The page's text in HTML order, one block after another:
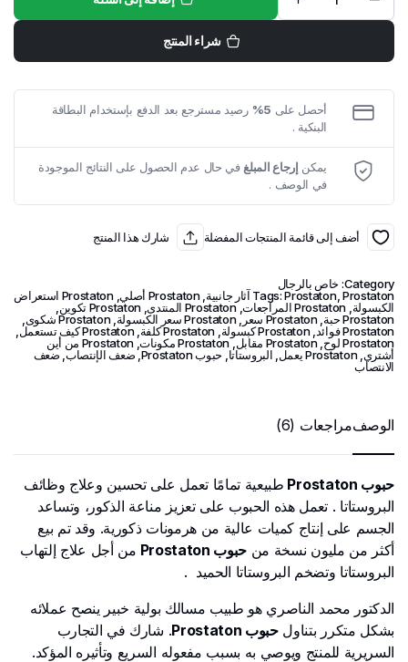
حبوب
البروستاتون
Prostaton
لعلاج
شراء المنتج
أحصل على 5%
رصيد مسترجع بعد الدفع بإستخدام البطاقة
البنكية .
يمكن إرجاع المبلغ في حال عدم الحصول على النتائج الموجودة
في الوصف .
أضف إلى قائمة المنتجات المفضلة شارك هذا المنتج
Category: خاص بالرجال
Tags:Prostaton, Prostaton آثار جانبية ,Prostaton أصلي ,
Prostaton استعراض
الكبسولة Prostaton المراجعات ,Prostaton المنتدى ,Prostaton تكوين
Prostaton حبة
,Prostaton سعر ,Prostaton سعر الكبسولة ,Prostaton شكوى
Prostaton فوائد
,Prostaton كبسولة Prostaton كلفة ,Prostaton كيف تستعمل
Prostaton لوح
,Prostaton مقابل ,Prostaton مكونات ,
Prostaton من أين
أشتري ,Prostaton يعمل البروستاتا حبوب Prostaton ,ضعف الإنتصاب, ضعف
الانتصاب
الوصفمراجعات (6)
حبوب Prostaton
طبيعية تمامًا تعمل على تحسين وعلاج وظائف
البروستاتا . تعمل هذه الحبوب على تعزيز مناعة الذكور، وتساعد
الجسم على إنتاج كميات عالية من هرمونات ذكورية. وقد تم بيع
أكثر من مليون نسخة من حبوب Prostaton
من أجل علاج إلتهاب
البروستاتا وتضخم البروستاتا الحميد .
الدكتور محمد الناصري هو طبيب مسالك بولية خبير ينصح عملائه
بشكل متكرر بتناولحبوب Prostaton
. شارك في التجارب
السريرية للمنتج ويوصي به بسبب مفعوله السريع وتأثيره المؤكد.